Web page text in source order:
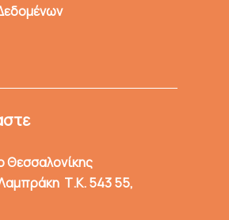
Θεσσαλονίκης
Τ.Κ. 543 55,